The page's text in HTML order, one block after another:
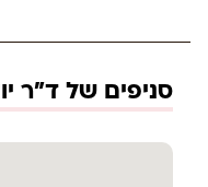
סניפים של ד"ר